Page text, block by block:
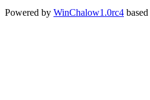
Powered by WinChalow1.0rc4